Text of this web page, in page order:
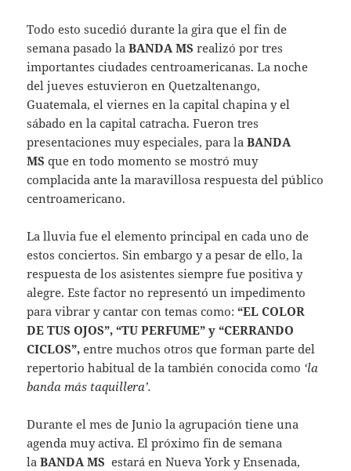
Todo esto sucedió durante la gira que el fin de
semana pasado laBANDA MSrealizó por tres
importantes ciudades centroamericanas. La noche
del jueves estuvieron en Quetzaltenango,
Guatemala, el viernes en la capital chapina y el
sábado en la capital catracha. Fueron tres
presentaciones muy especiales, para laBANDA
MS que en todo momento se mostró muy
complacida ante la maravillosa respuesta del público
centroamericano.
La lluvia fue el elemento principal en cada uno de
estos conciertos. Sin embargo y a pesar de ello, la
respuesta de los asistentes siempre fue positiva y
alegre. Este factor no representó un impedimento
para vibrar y cantar con temas como:“EL COLOR
DE TUS OJOS”, “TU PERFUME” y “CERRANDO
CICLOS”, entre muchos otros que forman parte del
repertorio habitual de la también conocida como ‘la
banda más taquillera’.
Durante el mes de Junio la agrupación tiene una
agenda muy activa. El próximo fin de semana
laBANDA MS estará en Nueva York y Ensenada,